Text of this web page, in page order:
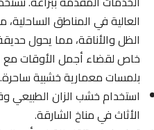
العالية في المناطق الساحلية، مع
الظل والأناقة، مما يحول
خاص لقضاء أجمل الأوقات مع
بلمسات معمارية خشبية ساحرة.
استخدام خشب الزان الطبيعي
الأثاث في مناخ الشارقة.